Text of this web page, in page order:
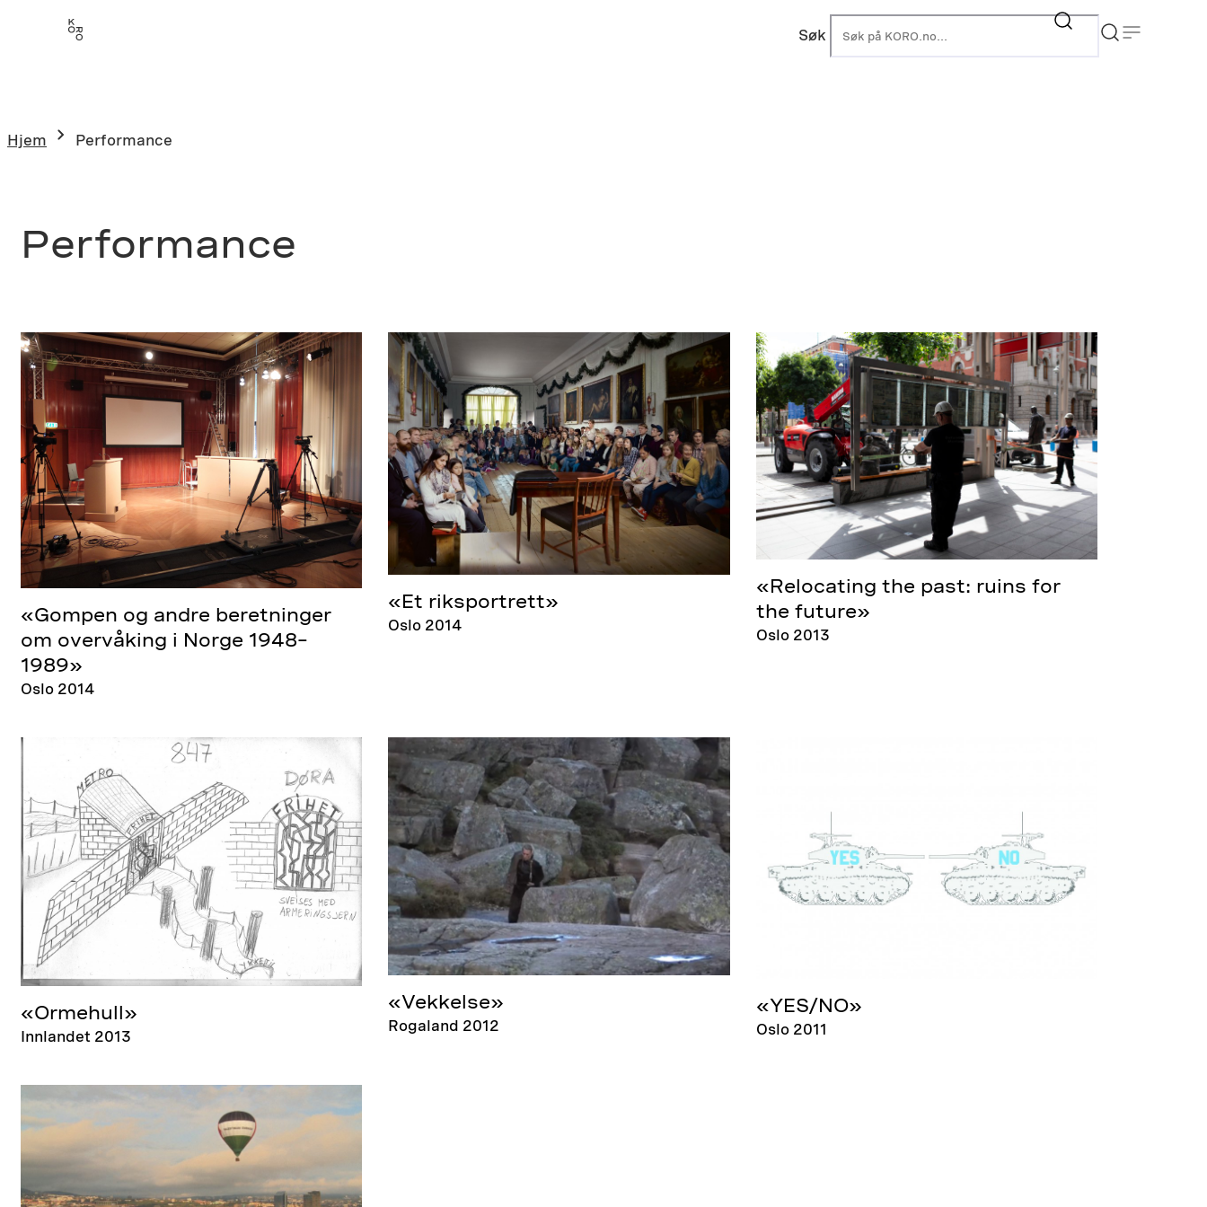
Søk
Hjem Performance
Performance
«Gompen og andre beretninger
om overvåking i Norge 1948–
1989»
Oslo 2014
«Et riksportrett»
Oslo 2014
«Relocating the past: ruins for
the future»
Oslo 2013
«Ormehull»
Innlandet 2013
«Vekkelse»
Rogaland 2012
«YES/NO»
Oslo 2011